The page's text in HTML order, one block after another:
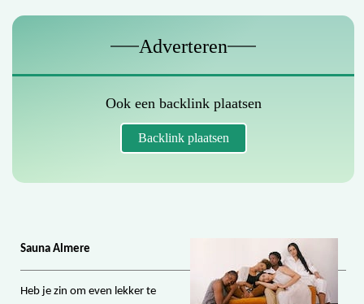
Adverteren
Ook een backlink plaatsen
Backlink plaatsen
Sauna Almere
Heb je zin om even lekker te